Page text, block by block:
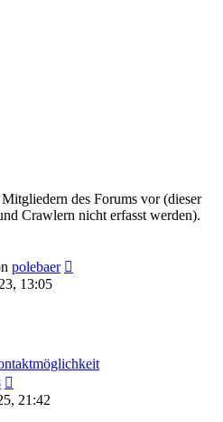
des Forums vor (dieser
Crawlern nicht erfasst werden).
polebaer
13:05
Beitrag
21:42